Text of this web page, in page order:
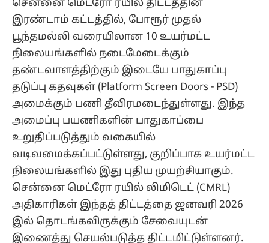
சென்னை மெட்ரோ ரயில் திட்டத்தின்
இரண்டாம் கட்டத்தில், போரூர் முதல்
பூந்தமல்லி வரையிலான 10 உயர்மட்ட
நிலையங்களில் நடைமேடைக்கும்
தண்டவாளத்திற்கும் இடையே பாதுகாப்பு
தடுப்பு கதவுகள் (Platform Screen Doors - PSD)
அமைக்கும் பணி தீவிரமடைந்துள்ளது. இந்த
அமைப்பு பயணிகளின் பாதுகாப்பை
உறுதிப்படுத்தும் வகையில்
வடிவமைக்கப்பட்டுள்ளது, குறிப்பாக உயர்மட்ட
நிலையங்களில் இது புதிய முயற்சியாகும்.
சென்னை மெட்ரோ ரயில் லிமிடெட் (CMRL)
அதிகாரிகள் இந்தத் திட்டத்தை ஜனவரி 2026
இல் தொடங்கவிருக்கும் சேவையுடன்
இணைத்து செயல்படுத்த திட்டமிட்டுள்ளனர்.